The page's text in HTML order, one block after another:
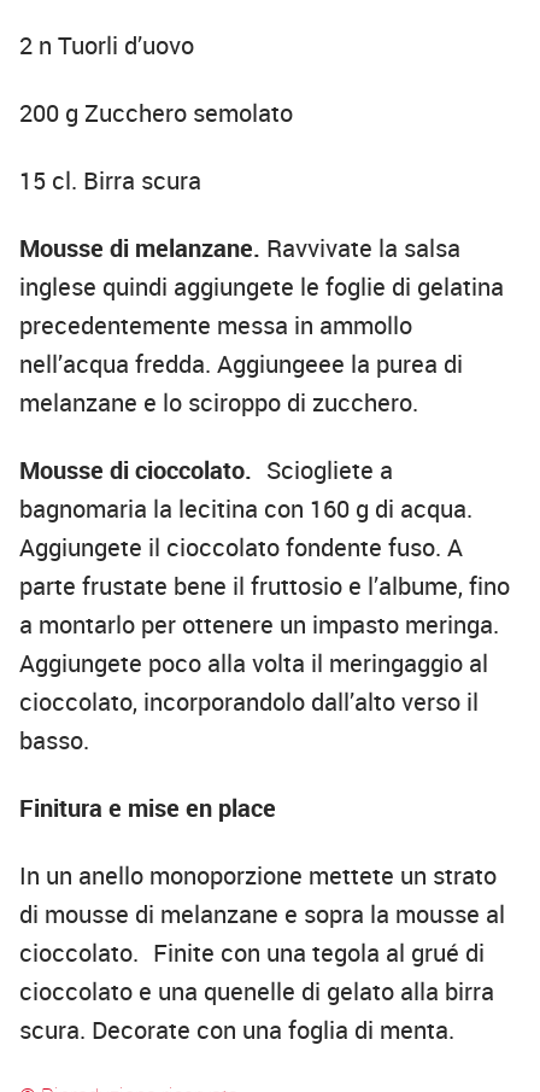
2 n Tuorli d’uovo
200 g Zucchero semolato
15 cl. Birra scura
Mousse di melanzane. Ravvivate la salsa
inglese quindi aggiungete le foglie di gelatina
precedentemente messa in ammollo
nell’acqua fredda. Aggiungeee la purea di
melanzane e lo sciroppo di zucchero.
Mousse di cioccolato. Sciogliete a
bagnomaria la lecitina con 160 g di acqua.
Aggiungete il cioccolato fondente fuso. A
parte frustate bene il fruttosio e l’albume, fino
a montarlo per ottenere un impasto meringa.
Aggiungete poco alla volta il meringaggio al
cioccolato, incorporandolo dall’alto verso il
basso.
Finitura e mise en place
In un anello monoporzione mettete un strato
di mousse di melanzane e sopra la mousse al
cioccolato. Finite con una tegola al grué di
cioccolato e una quenelle di gelato alla birra
scura. Decorate con una foglia di menta.